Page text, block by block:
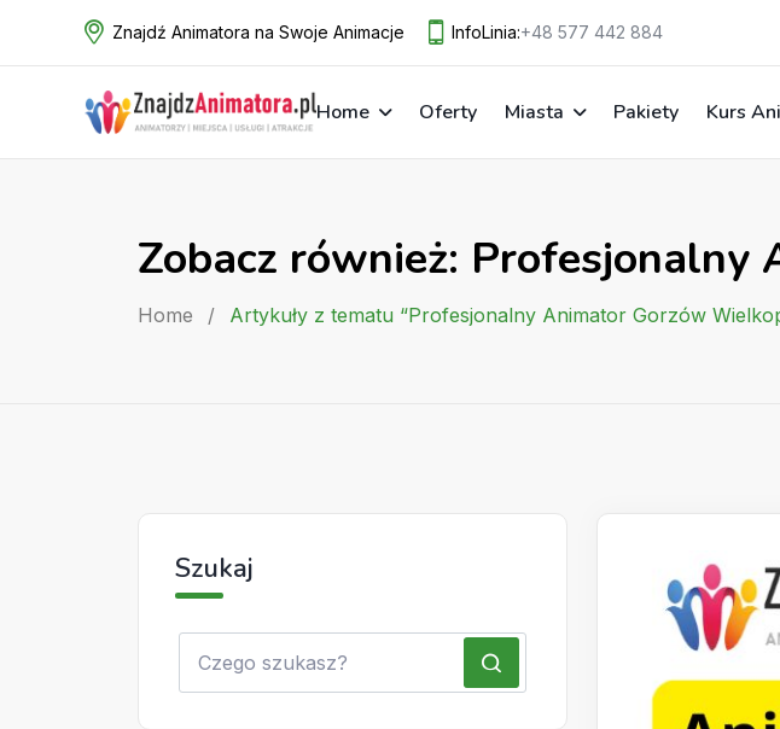
Znajdź Animatora na Swoje Animacje InfoLinia:+48 577 442 884
Home Oferty Miasta Pakiety Kurs
Zobacz również:
Home / Artykuły z tematu “Profesjonalny Animator Gorzów
Szukaj